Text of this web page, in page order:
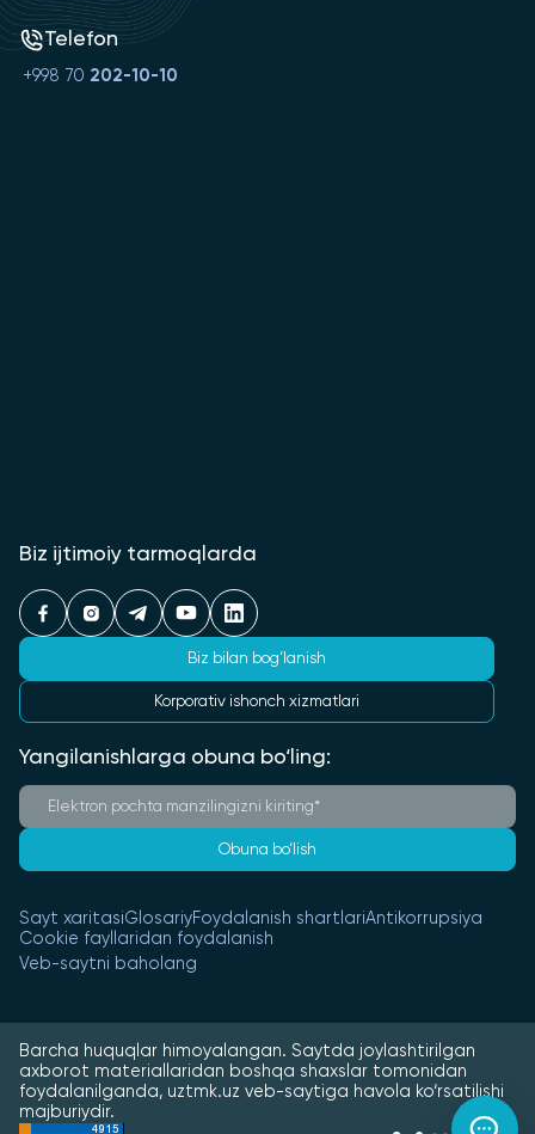
Telefon
+998 70 202-10-10
Biz ijtimoiy tarmoqlarda
Biz bilan bog‘lanish
Korporativ ishonch xizmatlari
Yangilanishlarga obuna bo‘ling:
Obuna bo‘lish
Sayt xaritasiGlosariyFoydalanish shartlariAntikorrupsiya
Cookie fayllaridan foydalanish
Veb-saytni baholang
Barcha huquqlar himoyalangan. Saytda joylashtirilgan
axborot materiallaridan boshqa shaxslar tomonidan
foydalanilganda, uztmk.uz veb-saytiga havola ko‘rsatilishi
majburiydir.